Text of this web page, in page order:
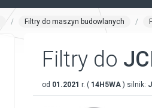
Filtry do maszyn budowlanych
Filtry do
od 01.2021 r. ( 14H5WA ) silnik: